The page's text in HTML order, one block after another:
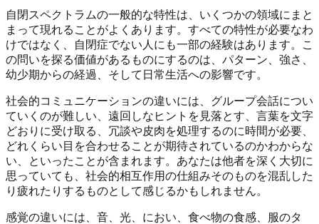
自閉スペクトラムの一般的な特性は、いくつかの領域にまと
まって現れることがよくあります。すべての特性が必要なわ
けではなく、自閉症でない人にも一部の経験はあります。こ
の問いを探る価値があるものにするのは、パターン、強さ、
幼少期からの経過、そして日常生活への影響です。
社会的コミュニケーションの違いには、グループ会話につい
ていくのが難しい、遠回しなヒントを見落とす、言葉を文字
どおりに受け取る、冗談や皮肉を処理するのに時間が必要、
どれくらい目を合わせることが期待されているのかわからな
い、といったことが含まれます。あなたは他者を深く大切に
思っていても、社会的相互作用の仕組みそのものを混乱した
り疲れたりするものとして感じるかもしれません。
感覚の違いには、音、光、におい、食べ物の食感、服のタ